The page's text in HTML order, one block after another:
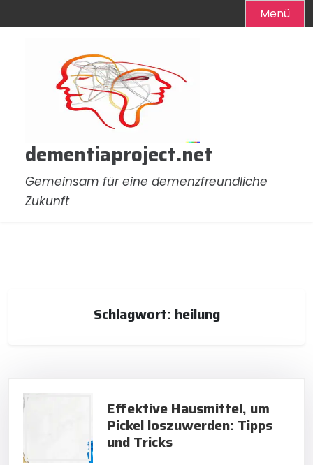
Menü
dementiaproject.net
Gemeinsam für eine demenzfreundliche
Zukunft
Schlagwort: heilung
Effektive Hausmittel, um
Pickel loszuwerden: Tipps
und Tricks